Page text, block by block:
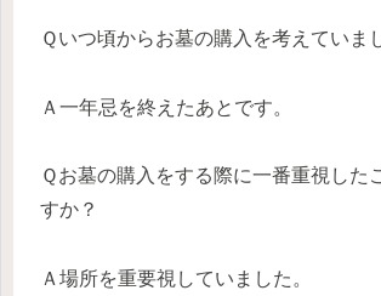
Ｑいつ頃からお墓の購入を考えていま
Ａ一年忌を終えたあとです。
Ｑお墓の購入をする際に一番重視した
すか？
Ａ場所を重要視していました。